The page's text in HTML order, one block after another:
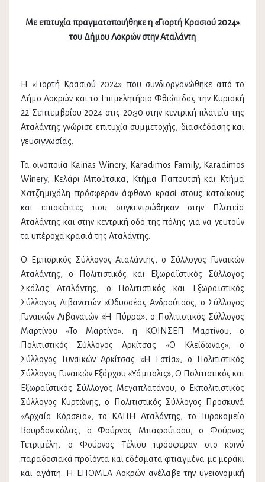
Με επιτυχία πραγματοποιήθηκε η «Γιορτή Κρασιού 2024»
του Δήμου Λοκρών στην Αταλάντη
Η «Γιορτή Κρασιού 2024» που συνδιοργανώθηκε από το
Δήμο Λοκρών και το Επιμελητήριο Φθιώτιδας την Κυριακή
22 Σεπτεμβρίου 2024 στις 20:30 στην κεντρική πλατεία της
Αταλάντης γνώρισε επιτυχία συμμετοχής, διασκέδασης και
γευσιγνωσίας.
Τα οινοποιία Kainas Winery, Karadimos Family, Karadimos
Winery, Κελάρι Μπούτσικα, Κτήμα Παπουτσή και Κτήμα
Χατζημιχάλη πρόσφεραν άφθονο κρασί στους κατοίκους
και επισκέπτες που συγκεντρώθηκαν στην Πλατεία
Αταλάντης και στην κεντρική οδό της πόλης για να γευτούν
τα υπέροχα κρασιά της Αταλάντης.
Ο Εμπορικός Σύλλογος Αταλάντης, ο Σύλλογος Γυναικών
Αταλάντης, ο Πολιτιστικός και Εξωραϊστικός Σύλλογος
Σκάλας Αταλάντης, ο Πολιτιστικός και Εξωραϊστικός
Σύλλογος Λιβανατών «Οδυσσέας Ανδρούτσος, ο Σύλλογος
Γυναικών Λιβανατών «Η Πύρρα», ο Πολιτιστικός Σύλλογος
Μαρτίνου «Το Μαρτίνο», η ΚΟΙΝΣΕΠ Μαρτίνου, ο
Πολιτιστικός Σύλλογος Αρκίτσας «Ο Κλείδωνας», ο
Σύλλογος Γυναικών Αρκίτσας «Η Εστία», ο Πολιτιστικός
Σύλλογος Γυναικών Εξάρχου «Υάμπολις», Ο Πολιτιστικός και
Εξωραϊστικός Σύλλογος Μεγαπλατάνου, ο Εκπολιτιστικός
Σύλλογος Κυρτώνης, ο Πολιτιστικός Σύλλογος Προσκυνά
«Αρχαία Κόρσεια», το ΚΑΠΗ Αταλάντης, το Τυροκομείο
Βουρδονικόλας, ο Φούρνος Μπαφούτσου, ο Φούρνος
Τετριμέλη, ο Φούρνος Τέλιου πρόσφεραν στο κοινό
παραδοσιακά προϊόντα και εδέσματα φτιαγμένα με μεράκι
και αγάπη. Η ΕΠΟΜΕΑ Λοκρών ανέλαβε την υγειονομική